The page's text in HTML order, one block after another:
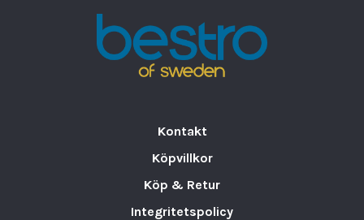
organiserade och lättillgängliga i
professionella och offentliga miljöer
Kontakt
Köpvillkor
Köp & Retur
Integritetspolicy